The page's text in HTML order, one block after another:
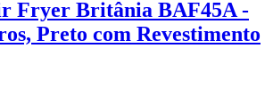
Fryer Britânia BAF45A -
Preto com Revestimento